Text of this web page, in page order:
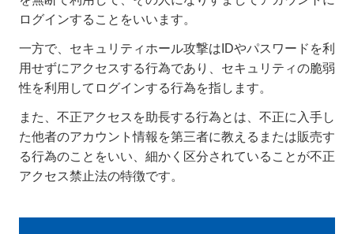
ログインすることをいいます。
一方で、セキュリティホール攻撃はIDやパスワードを利
用せずにアクセスする行為であり、セキュリティの脆弱
性を利用してログインする行為を指します。
また、不正アクセスを助長する行為とは、不正に入手し
た他者のアカウント情報を第三者に教えるまたは販売す
る行為のことをいい、細かく区分されていることが不正
アクセス禁止法の特徴です。